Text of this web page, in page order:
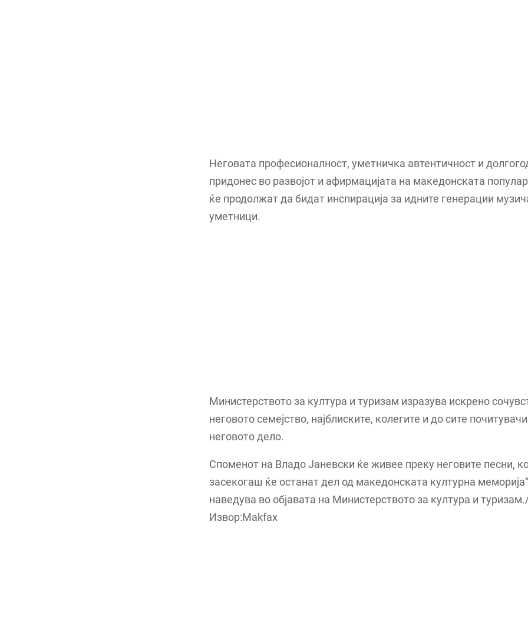
Неговата професионалност, уметничка автентичност и
придонес во развојот и афирмацијата на македонската
ќе продолжат да бидат инспирација за идните генерации
уметници.
Министерството за култура и туризам изразува искрено
неговото семејство, најблиските, колегите и до сите
неговото дело.
Споменот на Владо Јаневски ќе живее преку неговите песни,
засекогаш ќе останат дел од македонската културна
наведува во објавата на Министерството за култура и
Извор:Makfax